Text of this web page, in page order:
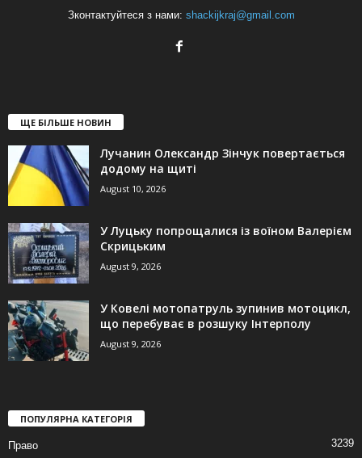
Зконтактуйтеся з нами: shackijkraj@gmail.com
ЩЕ БІЛЬШЕ НОВИН
Лучанин Олександр Зінчук повертається
додому на щиті
August 10, 2026
У Луцьку попрощалися із воїном Валерієм
Скрицьким
August 9, 2026
У Ковелі мотопатруль зупинив мотоцикл,
що перебуває в розшуку Інтерполу
August 9, 2026
ПОПУЛЯРНА КАТЕГОРІЯ
Право 3239